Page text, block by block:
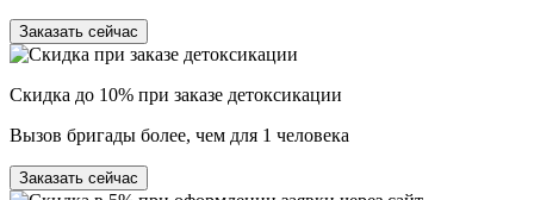
Заказать сейчас
Скидка до 10% при заказе детоксикации
Вызов бригады более, чем для 1 человека
Заказать сейчас